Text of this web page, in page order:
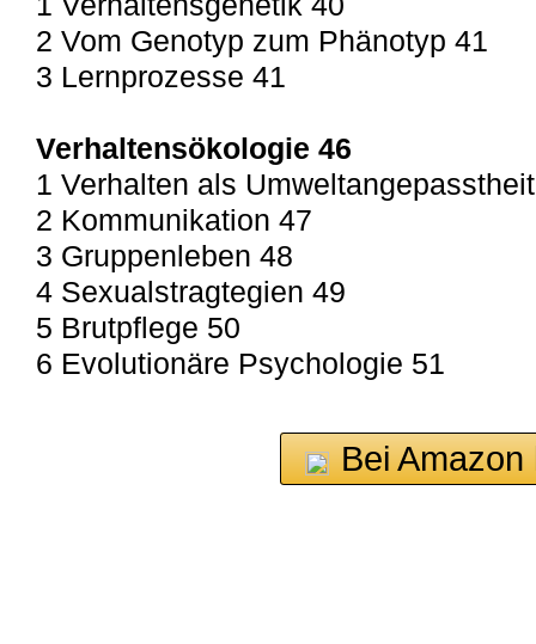
2 Vom Genotyp zum Phänotyp 41
3 Lernprozesse 41
Verhaltensökologie 46
1 Verhalten als
2 Kommunikation 47
3 Gruppenleben 48
4 Sexualstragtegien 49
5 Brutpflege 50
6 Evolutionäre Psychologie 51
Bei Amazon